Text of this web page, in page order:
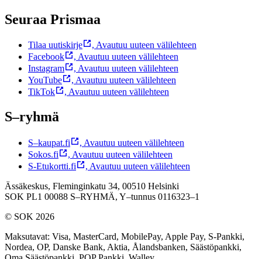
Seuraa Prismaa
Tilaa uutiskirje , Avautuu uuteen välilehteen
Facebook
, Avautuu uuteen välilehteen
Instagram
, Avautuu uuteen välilehteen
YouTube
, Avautuu uuteen välilehteen
TikTok
, Avautuu uuteen välilehteen
S–ryhmä
S–kaupat.fi , Avautuu uuteen välilehteen
Sokos.fi
, Avautuu uuteen välilehteen
S-Etukortti.fi
, Avautuu uuteen välilehteen
Ässäkeskus, Fleminginkatu 34, 00510 Helsinki
SOK PL1 00088 S–RYHMÄ, Y–tunnus 0116323–1
© SOK 2026
Maksutavat: Visa, MasterCard, MobilePay, Apple Pay, S-Pankki,
Nordea, OP, Danske Bank, Aktia, Ålandsbanken, Säästöpankki,